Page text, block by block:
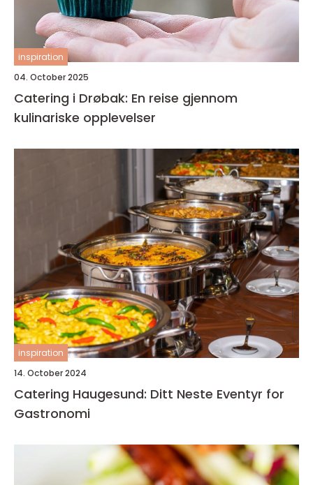
inspiration
04. October 2025
Catering i Drøbak: En reise gjennom
kulinariske opplevelser
inspiration
14. October 2024
Catering Haugesund: Ditt Neste Eventyr for
Gastronomi